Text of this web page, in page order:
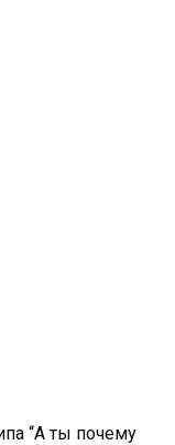
“А ты почему